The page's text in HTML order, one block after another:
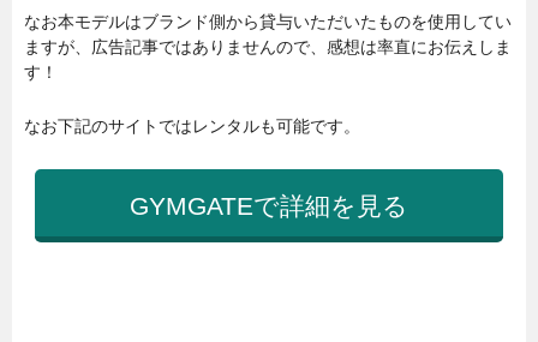
なお本モデルはブランド側から貸与いただいたものを使用してい
ますが、広告記事ではありませんので、感想は率直にお伝えしま
す！
なお下記のサイトではレンタルも可能です。
GYMGATEで詳細を見る